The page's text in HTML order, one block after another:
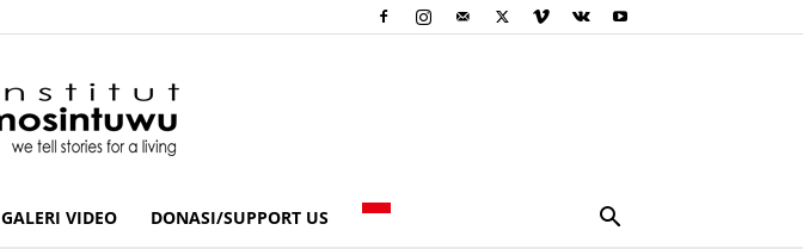
GALERI VIDEO DONASI/SUPPORT US